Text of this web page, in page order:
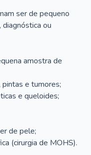
ser de pequeno
ou
amostra de
e tumores;
e queloides;
de pele;
(cirurgia de MOHS).